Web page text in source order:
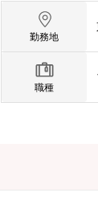
ーとの折衝■イベ
するプロジェク
集背景事業領域の
設計、実行まで
め、自身が関わ
に所属し、マーケ
ター、コピーラ
ます。各組織は
勤務地
職種